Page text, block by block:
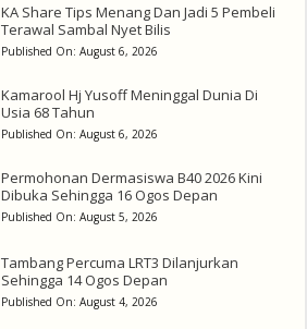
KA Share Tips Menang Dan Jadi 5 Pembeli
Terawal Sambal Nyet Bilis
Published On: August 6, 2026
Kamarool Hj Yusoff Meninggal Dunia Di
Usia 68 Tahun
Published On: August 6, 2026
Permohonan Dermasiswa B40 2026 Kini
Dibuka Sehingga 16 Ogos Depan
Published On: August 5, 2026
Tambang Percuma LRT3 Dilanjurkan
Sehingga 14 Ogos Depan
Published On: August 4, 2026